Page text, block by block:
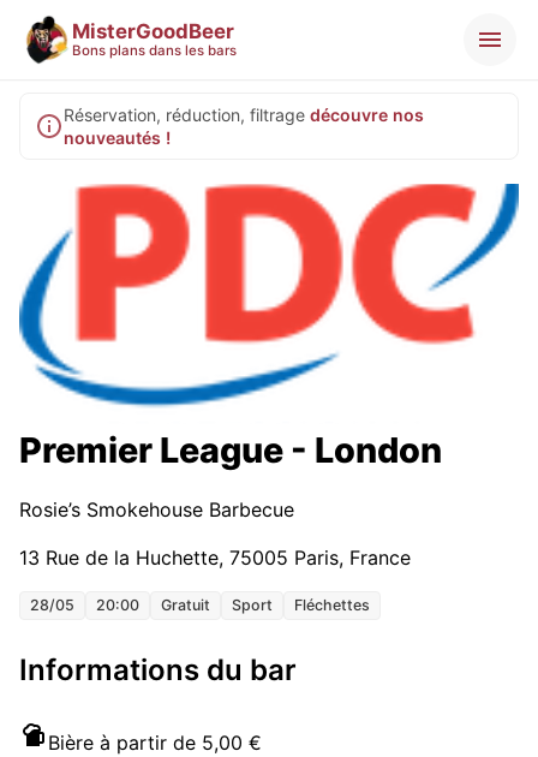
MisterGoodBeer
Bons plans dans les bars
Réservation, réduction, filtrage découvre nos
nouveautés !
Premier League - London
Rosie’s Smokehouse Barbecue
13 Rue de la Huchette, 75005 Paris, France
28/05 20:00 Gratuit Sport Fléchettes
Informations du bar
Bière à partir de 5,00 €